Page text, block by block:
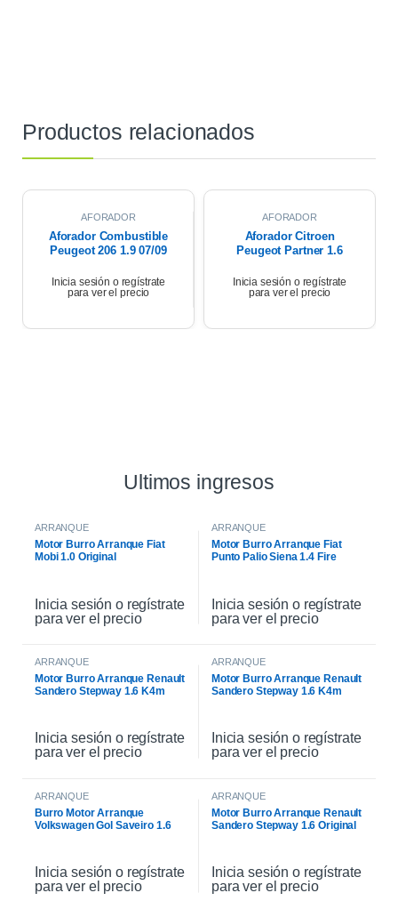
Productos relacionados
AFORADOR
Aforador Combustible
Peugeot 206 1.9 07/09
Inicia sesión o regístrate
para ver el precio
AFORADOR
Aforador Citroen
Peugeot Partner 1.6
Inicia sesión o regístrate
para ver el precio
Ultimos ingresos
ARRANQUE
Motor Burro Arranque Fiat
Mobi 1.0 Original
Inicia sesión o regístrate
para ver el precio
ARRANQUE
Motor Burro Arranque Fiat
Punto Palio Siena 1.4 Fire
Inicia sesión o regístrate
para ver el precio
ARRANQUE
Motor Burro Arranque Renault
Sandero Stepway 1.6 K4m
Inicia sesión o regístrate
para ver el precio
ARRANQUE
Motor Burro Arranque Renault
Sandero Stepway 1.6 K4m
Inicia sesión o regístrate
para ver el precio
ARRANQUE
Burro Motor Arranque
Volkswagen Gol Saveiro 1.6
Inicia sesión o regístrate
para ver el precio
ARRANQUE
Motor Burro Arranque Renault
Sandero Stepway 1.6 Original
Inicia sesión o regístrate
para ver el precio